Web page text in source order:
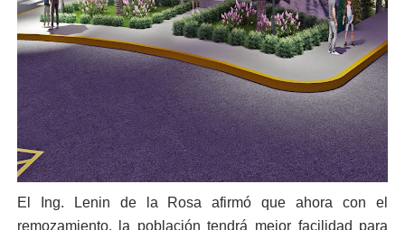
El Ing. Lenin de la Rosa afirmó que ahora con el
remozamiento, la población tendrá mejor facilidad para